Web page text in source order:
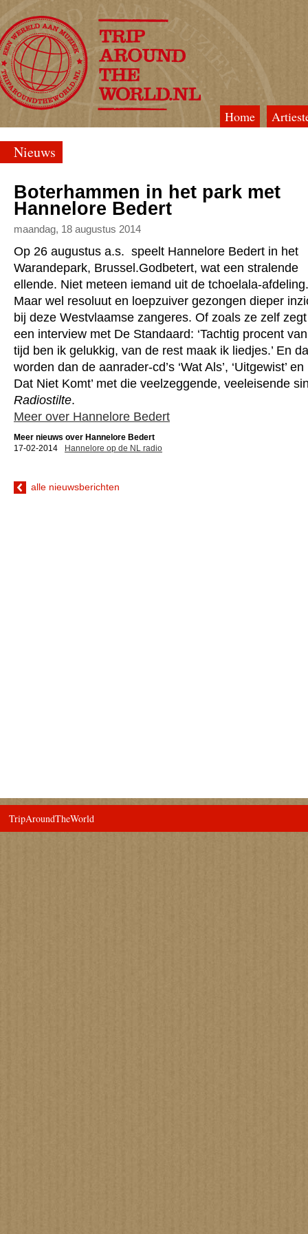
Home
Nieuws
Boterhammen in het park met
Hannelore Bedert
maandag, 18 augustus 2014
Op 26 augustus a.s. speelt Hannelore Bedert in het
Warandepark, Brussel.Godbetert, wat een stralende
ellende. Niet meteen iemand uit de tchoelala-afdeling.
Maar wel resoluut en loepzuiver gezongen dieper
bij deze Westvlaamse zangeres. Of zoals ze zelf
een interview met De Standaard: ‘Tachtig procent
tijd ben ik gelukkig, van de rest maak ik liedjes.’ En
worden dan de aanrader-cd’s ‘Wat Als’, ‘Uitgewist’ en
Dat Niet Komt’ met die veelzeggende, veeleisende
Radiostilte.
Meer over Hannelore Bedert
Meer nieuws over Hannelore Bedert
17-02-2014
Hannelore op de NL radio
alle nieuwsberichten
TripAroundTheWorld